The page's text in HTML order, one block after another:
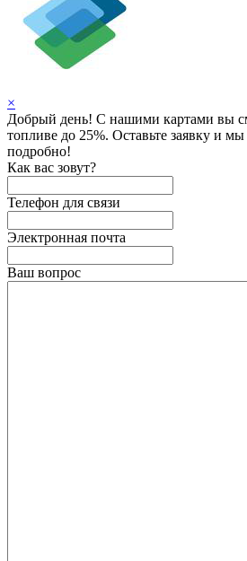
×
Добрый день! С нашими картами вы
топливе до 25%. Оставьте заявку и
подробно!
Как вас зовут?
Телефон для связи
Электронная почта
Ваш вопрос